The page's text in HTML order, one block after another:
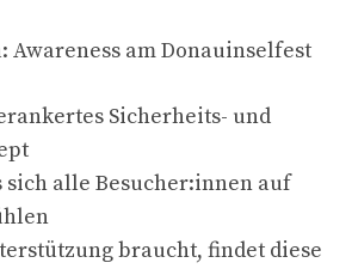
Awareness am Donauinselfest
Sicherheits- und
sich alle Besucher:innen auf
braucht, findet diese